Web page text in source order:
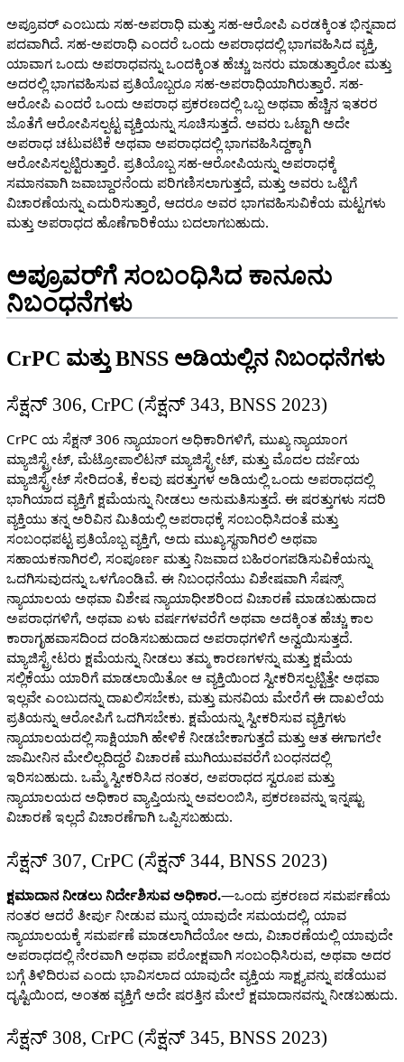
ಅಪ್ರೂವರ್ ಎಂಬುದು ಸಹ-ಅಪರಾಧಿ ಮತ್ತು ಸಹ-ಆರೋಪಿ ಎರಡಕ್ಕಿಂತ ಭಿನ್ನವಾದ
ಪದವಾಗಿದೆ. ಸಹ-ಅಪರಾಧಿ ಎಂದರೆ ಒಂದು ಅಪರಾಧದಲ್ಲಿ ಭಾಗವಹಿಸಿದ ವ್ಯಕ್ತಿ,
ಯಾವಾಗ ಒಂದು ಅಪರಾಧವನ್ನು ಒಂದಕ್ಕಿಂತ ಹೆಚ್ಚು ಜನರು ಮಾಡುತ್ತಾರೋ ಮತ್ತು
ಅದರಲ್ಲಿ ಭಾಗವಹಿಸುವ ಪ್ರತಿಯೊಬ್ಬರೂ ಸಹ-ಅಪರಾಧಿಯಾಗಿರುತ್ತಾರೆ. ಸಹ-
ಆರೋಪಿ ಎಂದರೆ ಒಂದು ಅಪರಾಧ ಪ್ರಕರಣದಲ್ಲಿ ಒಬ್ಬ ಅಥವಾ ಹೆಚ್ಚಿನ ಇತರರ
ಜೊತೆಗೆ ಆರೋಪಿಸಲ್ಪಟ್ಟ ವ್ಯಕ್ತಿಯನ್ನು ಸೂಚಿಸುತ್ತದೆ. ಅವರು ಒಟ್ಟಾಗಿ ಅದೇ
ಅಪರಾಧ ಚಟುವಟಿಕೆ ಅಥವಾ ಅಪರಾಧದಲ್ಲಿ ಭಾಗವಹಿಸಿದ್ದಕ್ಕಾಗಿ
ಆರೋಪಿಸಲ್ಪಟ್ಟಿರುತ್ತಾರೆ. ಪ್ರತಿಯೊಬ್ಬ ಸಹ-ಆರೋಪಿಯನ್ನು ಅಪರಾಧಕ್ಕೆ
ಸಮಾನವಾಗಿ ಜವಾಬ್ದಾರನೆಂದು ಪರಿಗಣಿಸಲಾಗುತ್ತದೆ, ಮತ್ತು ಅವರು ಒಟ್ಟಿಗೆ
ವಿಚಾರಣೆಯನ್ನು ಎದುರಿಸುತ್ತಾರೆ, ಆದರೂ ಅವರ ಭಾಗವಹಿಸುವಿಕೆಯ ಮಟ್ಟಗಳು
ಮತ್ತು ಅಪರಾಧದ ಹೊಣೆಗಾರಿಕೆಯು ಬದಲಾಗಬಹುದು.
ಅಪ್ರೂವರ್‌ಗೆ ಸಂಬಂಧಿಸಿದ ಕಾನೂನು
ನಿಬಂಧನೆಗಳು
CrPC ಮತ್ತು BNSS ಅಡಿಯಲ್ಲಿನ ನಿಬಂಧನೆಗಳು
ಸೆಕ್ಷನ್ 306, CrPC (ಸೆಕ್ಷನ್ 343, BNSS 2023)
CrPC ಯ ಸೆಕ್ಷನ್ 306 ನ್ಯಾಯಾಂಗ ಅಧಿಕಾರಿಗಳಿಗೆ, ಮುಖ್ಯ ನ್ಯಾಯಾಂಗ
ಮ್ಯಾಜಿಸ್ಟ್ರೇಟ್, ಮೆಟ್ರೋಪಾಲಿಟನ್ ಮ್ಯಾಜಿಸ್ಟ್ರೇಟ್, ಮತ್ತು ಮೊದಲ ದರ್ಜೆಯ
ಮ್ಯಾಜಿಸ್ಟ್ರೇಟ್ ಸೇರಿದಂತೆ, ಕೆಲವು ಷರತ್ತುಗಳ ಅಡಿಯಲ್ಲಿ ಒಂದು ಅಪರಾಧದಲ್ಲಿ
ಭಾಗಿಯಾದ ವ್ಯಕ್ತಿಗೆ ಕ್ಷಮೆಯನ್ನು ನೀಡಲು ಅನುಮತಿಸುತ್ತದೆ. ಈ ಷರತ್ತುಗಳು ಸದರಿ
ವ್ಯಕ್ತಿಯು ತನ್ನ ಅರಿವಿನ ಮಿತಿಯಲ್ಲಿ ಅಪರಾಧಕ್ಕೆ ಸಂಬಂಧಿಸಿದಂತೆ ಮತ್ತು
ಸಂಬಂಧಪಟ್ಟ ಪ್ರತಿಯೊಬ್ಬ ವ್ಯಕ್ತಿಗೆ, ಅದು ಮುಖ್ಯಸ್ಥನಾಗಿರಲಿ ಅಥವಾ
ಸಹಾಯಕನಾಗಿರಲಿ, ಸಂಪೂರ್ಣ ಮತ್ತು ನಿಜವಾದ ಬಹಿರಂಗಪಡಿಸುವಿಕೆಯನ್ನು
ಒದಗಿಸುವುದನ್ನು ಒಳಗೊಂಡಿವೆ. ಈ ನಿಬಂಧನೆಯು ವಿಶೇಷವಾಗಿ ಸೆಷನ್ಸ್
ನ್ಯಾಯಾಲಯ ಅಥವಾ ವಿಶೇಷ ನ್ಯಾಯಾಧೀಶರಿಂದ ವಿಚಾರಣೆ ಮಾಡಬಹುದಾದ
ಅಪರಾಧಗಳಿಗೆ, ಅಥವಾ ಏಳು ವರ್ಷಗಳವರೆಗೆ ಅಥವಾ ಅದಕ್ಕಿಂತ ಹೆಚ್ಚು ಕಾಲ
ಕಾರಾಗೃಹವಾಸದಿಂದ ದಂಡಿಸಬಹುದಾದ ಅಪರಾಧಗಳಿಗೆ ಅನ್ವಯಿಸುತ್ತದೆ.
ಮ್ಯಾಜಿಸ್ಟ್ರೇಟರು ಕ್ಷಮೆಯನ್ನು ನೀಡಲು ತಮ್ಮ ಕಾರಣಗಳನ್ನು ಮತ್ತು ಕ್ಷಮೆಯ
ಸಲ್ಲಿಕೆಯು ಯಾರಿಗೆ ಮಾಡಲಾಯಿತೋ ಆ ವ್ಯಕ್ತಿಯಿಂದ ಸ್ವೀಕರಿಸಲ್ಪಟ್ಟಿತ್ತೇ ಅಥವಾ
ಇಲ್ಲವೇ ಎಂಬುದನ್ನು ದಾಖಲಿಸಬೇಕು, ಮತ್ತು ಮನವಿಯ ಮೇರೆಗೆ ಈ ದಾಖಲೆಯ
ಪ್ರತಿಯನ್ನು ಆರೋಪಿಗೆ ಒದಗಿಸಬೇಕು. ಕ್ಷಮೆಯನ್ನು ಸ್ವೀಕರಿಸುವ ವ್ಯಕ್ತಿಗಳು
ನ್ಯಾಯಾಲಯದಲ್ಲಿ ಸಾಕ್ಷಿಯಾಗಿ ಹೇಳಿಕೆ ನೀಡಬೇಕಾಗುತ್ತದೆ ಮತ್ತು ಆತ ಈಗಾಗಲೇ
ಜಾಮೀನಿನ ಮೇಲಿಲ್ಲದಿದ್ದರೆ ವಿಚಾರಣೆ ಮುಗಿಯುವವರೆಗೆ ಬಂಧನದಲ್ಲಿ
ಇರಿಸಬಹುದು. ಒಮ್ಮೆ ಸ್ವೀಕರಿಸಿದ ನಂತರ, ಅಪರಾಧದ ಸ್ವರೂಪ ಮತ್ತು
ನ್ಯಾಯಾಲಯದ ಅಧಿಕಾರ ವ್ಯಾಪ್ತಿಯನ್ನು ಅವಲಂಬಿಸಿ, ಪ್ರಕರಣವನ್ನು ಇನ್ನಷ್ಟು
ವಿಚಾರಣೆ ಇಲ್ಲದೆ ವಿಚಾರಣೆಗಾಗಿ ಒಪ್ಪಿಸಬಹುದು.
ಸೆಕ್ಷನ್ 307, CrPC (ಸೆಕ್ಷನ್ 344, BNSS 2023)
ಕ್ಷಮಾದಾನ ನೀಡಲು ನಿರ್ದೇಶಿಸುವ ಅಧಿಕಾರ.—ಒಂದು ಪ್ರಕರಣದ ಸಮರ್ಪಣೆಯ
ನಂತರ ಆದರೆ ತೀರ್ಪು ನೀಡುವ ಮುನ್ನ ಯಾವುದೇ ಸಮಯದಲ್ಲಿ, ಯಾವ
ನ್ಯಾಯಾಲಯಕ್ಕೆ ಸಮರ್ಪಣೆ ಮಾಡಲಾಗಿದೆಯೋ ಅದು, ವಿಚಾರಣೆಯಲ್ಲಿ ಯಾವುದೇ
ಅಪರಾಧದಲ್ಲಿ ನೇರವಾಗಿ ಅಥವಾ ಪರೋಕ್ಷವಾಗಿ ಸಂಬಂಧಿಸಿರುವ, ಅಥವಾ ಅದರ
ಬಗ್ಗೆ ತಿಳಿದಿರುವ ಎಂದು ಭಾವಿಸಲಾದ ಯಾವುದೇ ವ್ಯಕ್ತಿಯ ಸಾಕ್ಷ್ಯವನ್ನು ಪಡೆಯುವ
ದೃಷ್ಟಿಯಿಂದ, ಅಂತಹ ವ್ಯಕ್ತಿಗೆ ಅದೇ ಷರತ್ತಿನ ಮೇಲೆ ಕ್ಷಮಾದಾನವನ್ನು ನೀಡಬಹುದು.
ಸೆಕ್ಷನ್ 308, CrPC (ಸೆಕ್ಷನ್ 345, BNSS 2023)